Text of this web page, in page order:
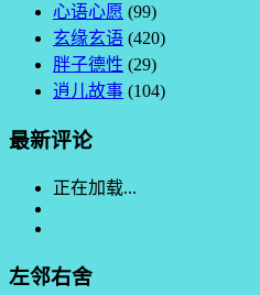
心语心愿 (99)
玄缘玄语 (420)
胖子德性 (29)
逍儿故事 (104)
最新评论
正在加载...
左邻右舍